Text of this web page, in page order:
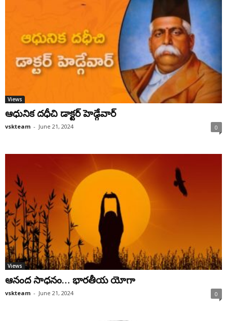
Views
ఆధునిక దధీచి డాక్టర్‌ హెడ్గేవార్‌
vskteam - June 21, 2024 0
Views
ఆనంద సాధనం… భారతీయ యోగా
vskteam - June 21, 2024 0